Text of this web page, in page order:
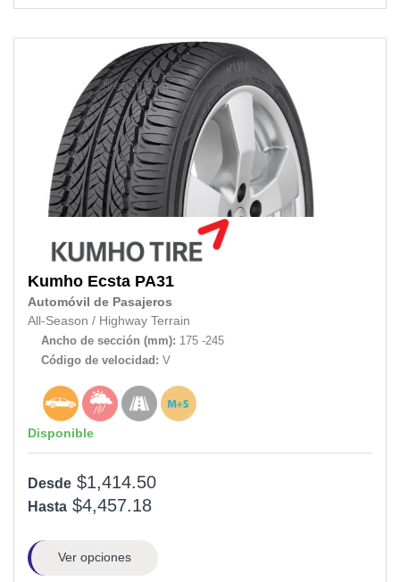
Kumho Ecsta PA31
Automóvil de Pasajeros
All-Season / Highway Terrain
Ancho de sección (mm): 175 -245
Código de velocidad: V
Disponible
Desde $1,414.50
Hasta $4,457.18
Ver opciones